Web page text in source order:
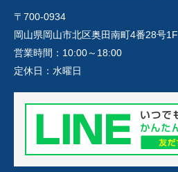
〒700-0934
岡山県岡山市北区奥田南町4番28号1F
営業時間： 10:00～18:00
定休日： 水曜日